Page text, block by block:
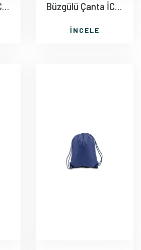
Büzgülü Çanta İC002 Büzgülü Çanta İC003
İNCELE